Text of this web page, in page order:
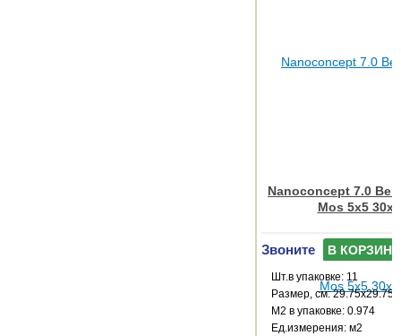
Nanoconcept 7.0
Mos 5x5
Звоните В КОРЗИНУ
Шт.в упаковке: 11
Размер, см: 29.75x29.75
М2 в упаковке: 0.974
Ед.измерения: м2